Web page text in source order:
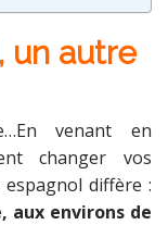
un autre
venant en
changer vos
diffère :
aux environs de